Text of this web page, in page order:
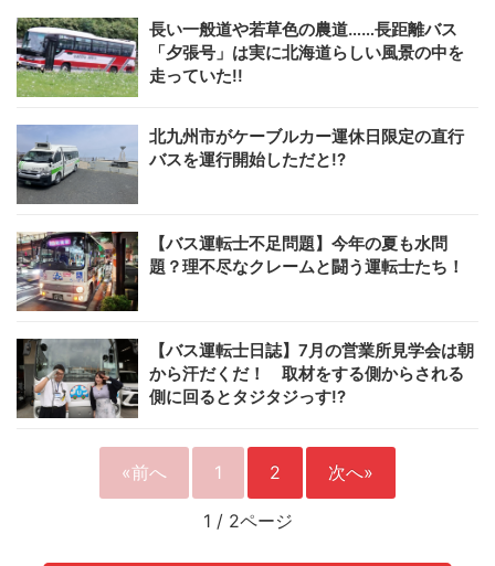
長い一般道や若草色の農道……長距離バス
「夕張号」は実に北海道らしい風景の中を
走っていた!!
北九州市がケーブルカー運休日限定の直行
バスを運行開始しただと!?
【バス運転士不足問題】今年の夏も水問
題？理不尽なクレームと闘う運転士たち！
【バス運転士日誌】7月の営業所見学会は朝
から汗だくだ！ 取材をする側からされる
側に回るとタジタジっす!?
«前へ 1 2 次へ»
1 / 2ページ